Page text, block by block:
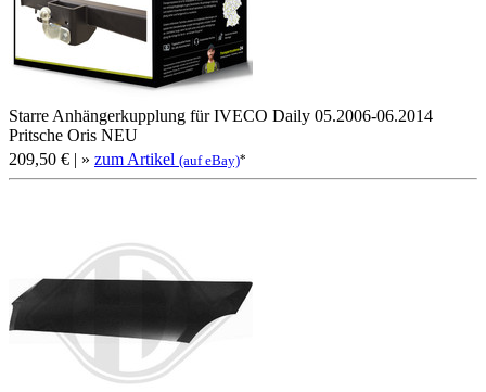
Starre Anhängerkupplung für IVECO Daily 05.2006-06.2014
Pritsche Oris NEU
209,50 € | » zum Artikel (auf eBay)*